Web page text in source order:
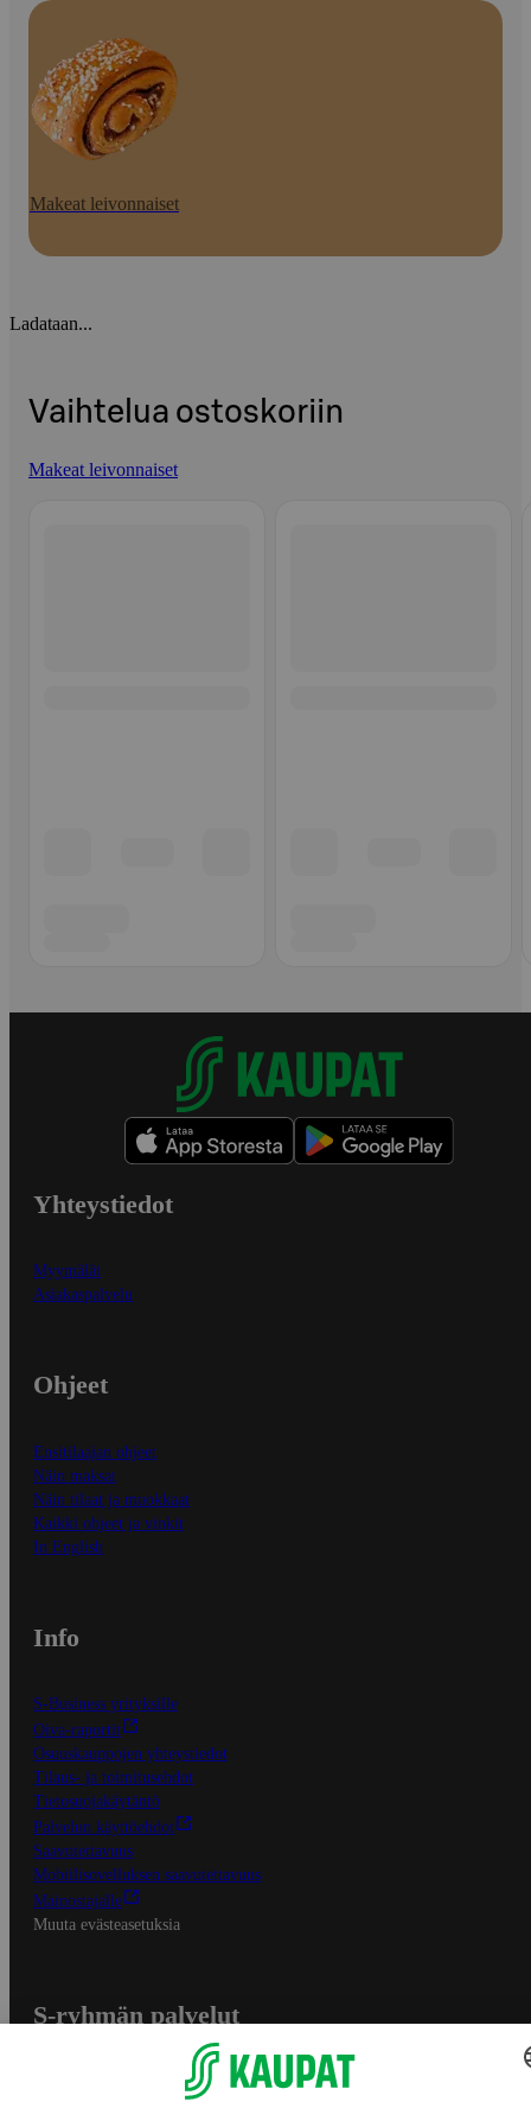
Makeat leivonnaiset
Ladataan...
Vaihtelua ostoskoriin
Makeat leivonnaiset
Yhteystiedot
Myymälät
Asiakaspalvelu
Ohjeet
Ensitilaajan ohjeet
Näin maksat
Näin tilaat ja muokkaat
Kaikki ohjeet ja vinkit
In English
Info
S-Business yrityksille
Oiva-raportit
Osuuskauppojen yhteystiedot
Tilaus- ja toimitusehdot
Tietosuojakäytäntö
Palvelun käyttöehdot
Saavutettavuus
Mobiilisovelluksen saavutettavuus
Mainostajalle
Muuta evästeasetuksia
S-ryhmän palvelut